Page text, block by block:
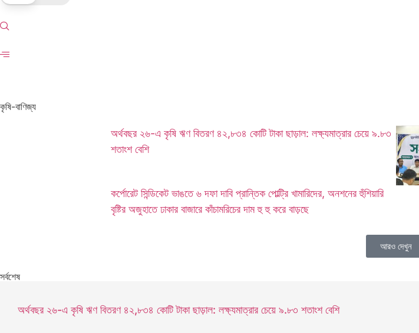
কৃষি-বাণিজ্য
অর্থবছর ২৬-এ কৃষি ঋণ বিতরণ ৪২,৮৩৪ কোটি টাকা ছাড়াল: লক্ষ্যমাত্রার চেয়ে ৯.৮৩
শতাংশ বেশি
কর্পোরেট সিন্ডিকেট ভাঙতে ৬ দফা দাবি প্রান্তিক পোল্ট্রি খামারিদের, অনশনের হুঁশিয়ারি
বৃষ্টির অজুহাতে ঢাকার বাজারে কাঁচামরিচের দাম হু হু করে বাড়ছে
আরও দেখুন
সর্বশেষ
অর্থবছর ২৬-এ কৃষি ঋণ বিতরণ ৪২,৮৩৪ কোটি টাকা ছাড়াল: লক্ষ্যমাত্রার চেয়ে ৯.৮৩ শতাংশ বেশি